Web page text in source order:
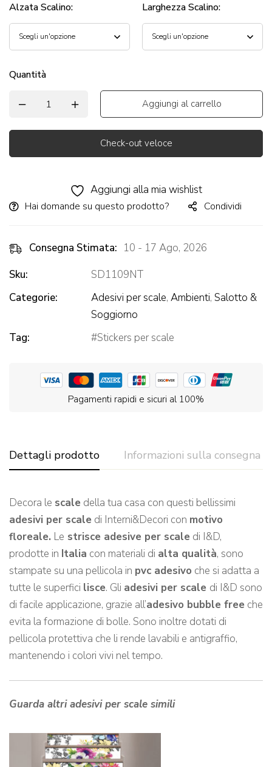
Alzata Scalino: Larghezza Scalino:
Quantità
Aggiungi al carrello
Check-out veloce
Aggiungi alla mia wishlist
Hai domande su questo prodotto? Condividi
Consegna Stimata: 10 - 17 Ago, 2026
Sku:
SD1109NT
Categorie:
Adesivi per scale, Ambienti, Salotto &
Soggiorno
Tag:
Stickers per scale
Pagamenti rapidi e sicuri al 100%
Dettagli prodotto Informazioni sulla consegna
Decora le scale della tua casa con questi bellissimi
adesivi per scale di Interni&Decori con motivo
floreale. Le strisce adesive per scale di I&D,
prodotte in Italia con materiali di alta qualità, sono
stampate su una pellicola in pvc adesivo che si adatta a
tutte le superfici lisce. Gli adesivi per scale di I&D sono
di facile applicazione, grazie all’adesivo bubble free che
evita la formazione di bolle. Sono inoltre dotati di
pellicola protettiva che li rende lavabili e antigraffio,
mantenendo i colori vivi nel tempo.
Guarda altri adesivi per scale simili